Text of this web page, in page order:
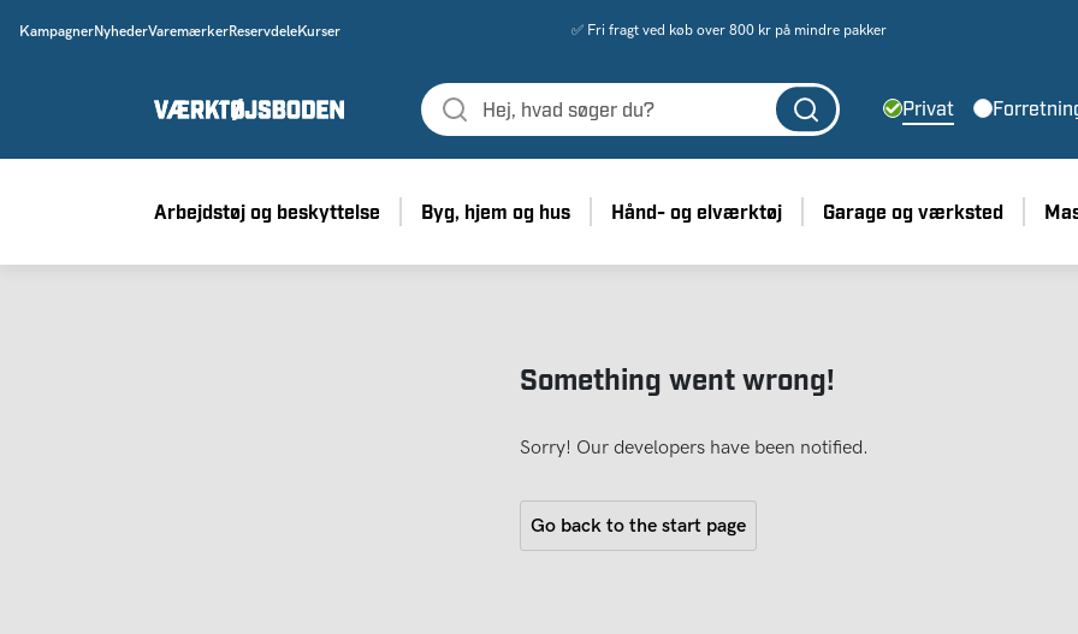
KampagnerNyhederVaremærkerReservdeleKurser ✅ Fri fragt ved køb over 800 kr på mindre pakker
Privat
Arbejdstøj og beskyttelse Byg, hjem og hus Hånd- og elværktøj Garage og værksted
Something went wrong!
Sorry! Our developers have been notified.
Go back to the start page